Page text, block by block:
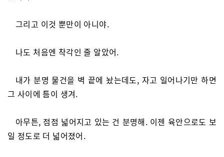
그리고 이것 뿐만이 아니야.
나도 처음엔 착각인 줄 알았어.
내가 분명 물건을 벽 끝에 놨는데도, 자고 일어나기만 하면
그 사이에 틈이 생겨.
아무튼, 점점 넓어지고 있는 건 분명해. 이젠 육안으로도 보
일 정도로 더 넓어졌어.